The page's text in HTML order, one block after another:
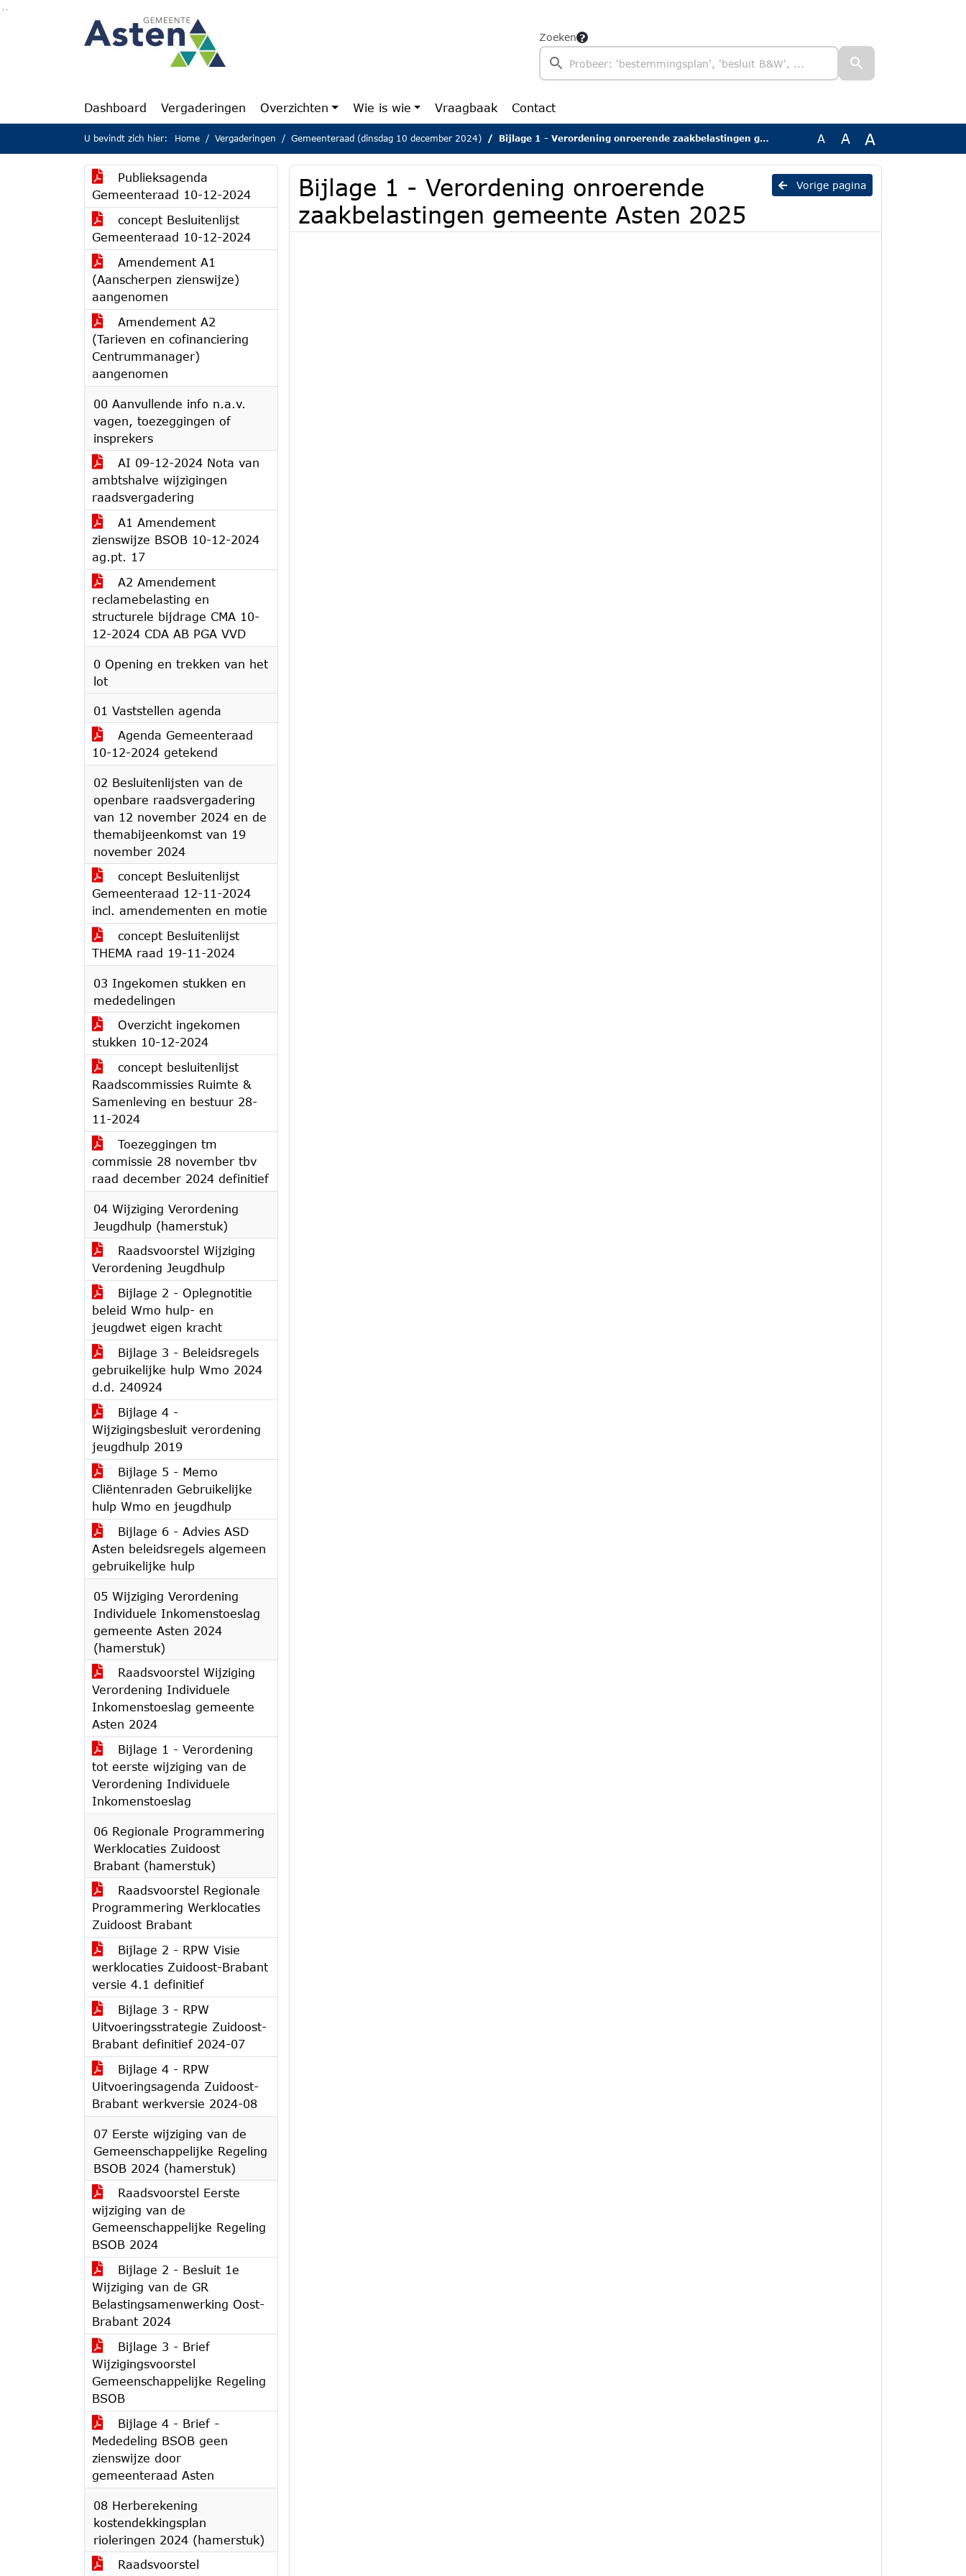
Ga naar de inhoud van deze pagina
Ga naar het zoeken
Ga naar het menu
Zoeken
Dashboard Vergaderingen Overzichten Wie is wie Vraagbaak Contact
U bevindt zich hier: Home Vergaderingen Gemeenteraad (dinsdag 10 december 2024) Bijlage 1 - Verordening onroerende zaakbelastingen gemeente Asten 2025 A A A
Publieksagenda
Gemeenteraad 10-12-2024
concept Besluitenlijst
Gemeenteraad 10-12-2024
Amendement A1
(Aanscherpen zienswijze)
aangenomen
Amendement A2
(Tarieven en cofinanciering
Centrummanager)
aangenomen
00 Aanvullende info n.a.v.
vagen, toezeggingen of
insprekers
AI 09-12-2024 Nota van
ambtshalve wijzigingen
raadsvergadering
A1 Amendement
zienswijze BSOB 10-12-2024
ag.pt. 17
A2 Amendement
reclamebelasting en
structurele bijdrage CMA 10-
12-2024 CDA AB PGA VVD
0 Opening en trekken van het
lot
01 Vaststellen agenda
Agenda Gemeenteraad
10-12-2024 getekend
02 Besluitenlijsten van de
openbare raadsvergadering
van 12 november 2024 en de
themabijeenkomst van 19
november 2024
concept Besluitenlijst
Gemeenteraad 12-11-2024
incl. amendementen en motie
concept Besluitenlijst
THEMA raad 19-11-2024
03 Ingekomen stukken en
mededelingen
Overzicht ingekomen
stukken 10-12-2024
concept besluitenlijst
Raadscommissies Ruimte &
Samenleving en bestuur 28-
11-2024
Toezeggingen tm
commissie 28 november tbv
raad december 2024 definitief
04 Wijziging Verordening
Jeugdhulp (hamerstuk)
Raadsvoorstel Wijziging
Verordening Jeugdhulp
Bijlage 2 - Oplegnotitie
beleid Wmo hulp- en
jeugdwet eigen kracht
Bijlage 3 - Beleidsregels
gebruikelijke hulp Wmo 2024
d.d. 240924
Bijlage 4 -
Wijzigingsbesluit verordening
jeugdhulp 2019
Bijlage 5 - Memo
Cliëntenraden Gebruikelijke
hulp Wmo en jeugdhulp
Bijlage 6 - Advies ASD
Asten beleidsregels algemeen
gebruikelijke hulp
05 Wijziging Verordening
Individuele Inkomenstoeslag
gemeente Asten 2024
(hamerstuk)
Raadsvoorstel Wijziging
Verordening Individuele
Inkomenstoeslag gemeente
Asten 2024
Bijlage 1 - Verordening
tot eerste wijziging van de
Verordening Individuele
Inkomenstoeslag
06 Regionale Programmering
Werklocaties Zuidoost
Brabant (hamerstuk)
Raadsvoorstel Regionale
Programmering Werklocaties
Zuidoost Brabant
Bijlage 2 - RPW Visie
werklocaties Zuidoost-Brabant
versie 4.1 definitief
Bijlage 3 - RPW
Uitvoeringsstrategie Zuidoost-
Brabant definitief 2024-07
Bijlage 4 - RPW
Uitvoeringsagenda Zuidoost-
Brabant werkversie 2024-08
07 Eerste wijziging van de
Gemeenschappelijke Regeling
BSOB 2024 (hamerstuk)
Raadsvoorstel Eerste
wijziging van de
Gemeenschappelijke Regeling
BSOB 2024
Bijlage 2 - Besluit 1e
Wijziging van de GR
Belastingsamenwerking Oost-
Brabant 2024
Bijlage 3 - Brief
Wijzigingsvoorstel
Gemeenschappelijke Regeling
BSOB
Bijlage 4 - Brief -
Mededeling BSOB geen
zienswijze door
gemeenteraad Asten
08 Herberekening
kostendekkingsplan
rioleringen 2024 (hamerstuk)
Raadsvoorstel
Vorige pagina
Bijlage 1 - Verordening onroerende
zaakbelastingen gemeente Asten 2025